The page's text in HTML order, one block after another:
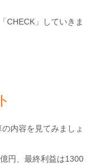
CHECK」していきま
内容を見てみましょ
円、最終利益は1300